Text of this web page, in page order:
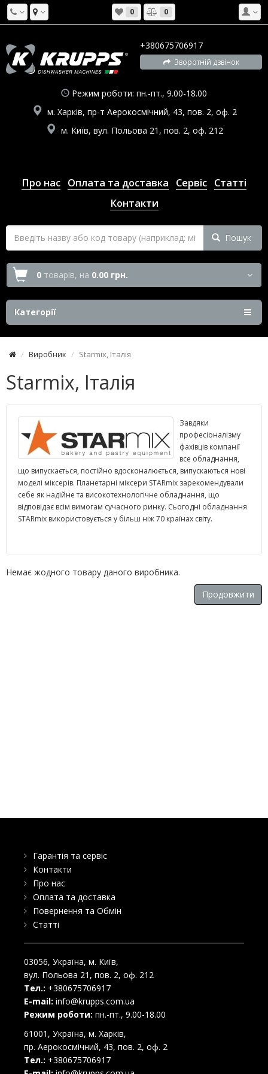
0 0
+380675706917
Зворотній дзвінок
Режим роботи: пн.-пт., 9.00-18.00
м. Харків, пр-т Аерокосмічний, 43, пов. 2, оф. 2
м. Київ, вул. Польова 21, пов. 2, оф. 212
Про нас Оплата та доставка Сервіс Статті
Контакти
Пошук
0 товарів, на 0.00 грн.
Категорії
Виробник Starmix, Італія
Starmix, Італія
Завдяки
професіоналізму
фахівців компанії
все обладнання,
що випускається, постійно вдосконалюється, випускаються нові
моделі міксерів. Планетарні міксери STARmix зарекомендували
себе як надійне та високотехнологічне обладнання, що
відповідає всім вимогам сучасного ринку. Сьогодні обладнання
STARmix використовується у більш ніж 70 країнах світу.
Немає жодного товару даного виробника.
Продовжити
Гарантія та сервіс
Контакти
Про нас
Оплата та доставка
Повернення та Обмін
Статті
03056, Україна, м. Київ,
вул. Польова 21, пов. 2, оф. 212
Тел.: +380675706917
E-mail: info@krupps.com.ua
Режим роботи: пн.-пт., 9.00-18.00
61001 , Україна, м. Харків,
пр. Аерокосмічний, 43, пов. 2, оф. 2
Тел.: +380675706917